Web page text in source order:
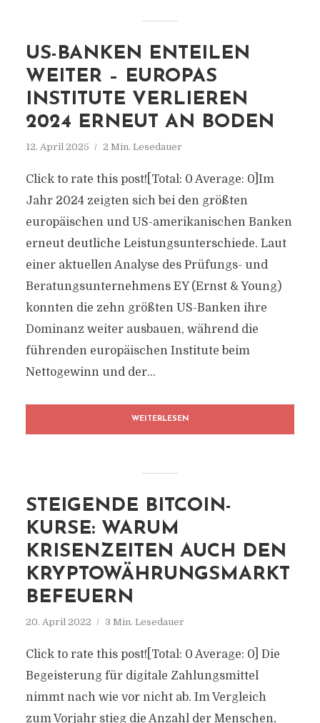
US-BANKEN ENTEILEN
WEITER – EUROPAS
INSTITUTE VERLIEREN
2024 ERNEUT AN BODEN
12. April 2025 2 Min. Lesedauer
Click to rate this post![Total: 0 Average: 0]Im
Jahr 2024 zeigten sich bei den größten
europäischen und US-amerikanischen Banken
erneut deutliche Leistungsunterschiede. Laut
einer aktuellen Analyse des Prüfungs- und
Beratungsunternehmens EY (Ernst & Young)
konnten die zehn größten US-Banken ihre
Dominanz weiter ausbauen, während die
führenden europäischen Institute beim
Nettogewinn und der...
WEITERLESEN
STEIGENDE BITCOIN-
KURSE: WARUM
KRISENZEITEN AUCH DEN
KRYPTOWÄHRUNGSMARKT
BEFEUERN
20. April 2022 3 Min. Lesedauer
Click to rate this post![Total: 0 Average: 0] Die
Begeisterung für digitale Zahlungsmittel
nimmt nach wie vor nicht ab. Im Vergleich
zum Vorjahr stieg die Anzahl der Menschen,